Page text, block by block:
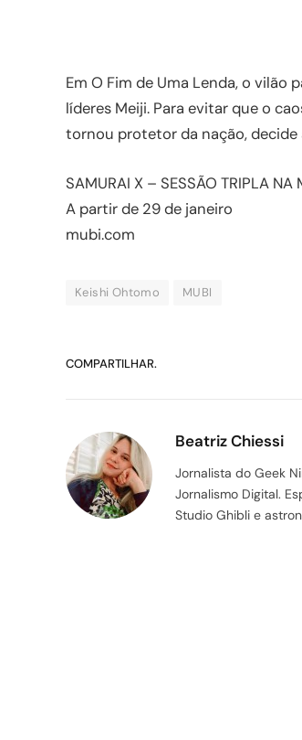
Em O Fim de Uma Lenda, o
líderes Meiji. Para evitar que o
tornou protetor da nação,
SAMURAI X – SESSÃO TRIPLA NA
A partir de 29 de janeiro
mubi.com
Keishi Ohtomo MUBI
COMPARTILHAR.
Beatriz Chiessi
Jornalista do Geek
Jornalismo Digital.
Studio Ghibli e